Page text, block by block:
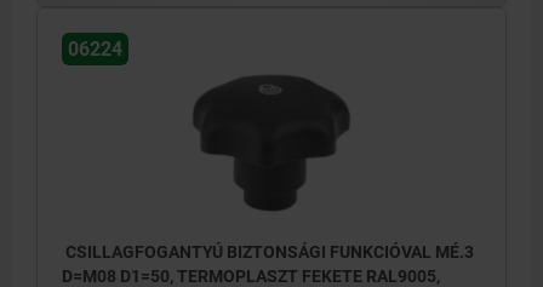
06224
CSILLAGFOGANTYÚ BIZTONSÁGI FUNKCIÓVAL MÉ.3
D=M08 D1=50, TERMOPLASZT FEKETE RAL9005,